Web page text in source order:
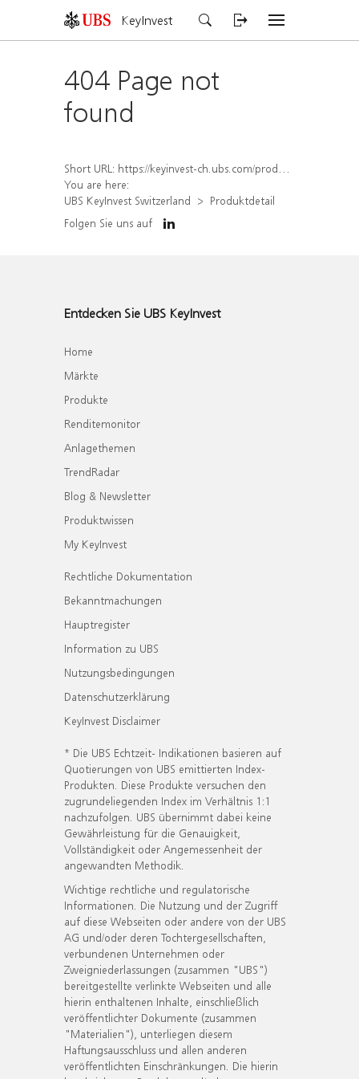
KeyInvest
404 Page not
found
Short URL: https://keyinvest-ch.ubs.com/produkt/detail/index/isin/CH1459080516
You are here:
UBS KeyInvest Switzerland
Produktdetail
Folgen Sie uns auf
Entdecken Sie UBS KeyInvest
Home
Märkte
Produkte
Renditemonitor
Anlagethemen
TrendRadar
Blog & Newsletter
Produktwissen
My KeyInvest
Rechtliche Dokumentation
Bekanntmachungen
Hauptregister
Information zu UBS
Nutzungsbedingungen
Datenschutzerklärung
KeyInvest Disclaimer
* Die UBS Echtzeit- Indikationen basieren auf
Quotierungen von UBS emittierten Index-
Produkten. Diese Produkte versuchen den
zugrundeliegenden Index im Verhältnis 1:1
nachzufolgen. UBS übernimmt dabei keine
Gewährleistung für die Genauigkeit,
Vollständigkeit oder Angemessenheit der
angewandten Methodik.
Wichtige rechtliche und regulatorische
Informationen. Die Nutzung und der Zugriff
auf diese Webseiten oder andere von der UBS
AG und/oder deren Tochtergesellschaften,
verbundenen Unternehmen oder
Zweigniederlassungen (zusammen "UBS")
bereitgestellte verlinkte Webseiten und alle
hierin enthaltenen Inhalte, einschließlich
veröffentlichter Dokumente (zusammen
"Materialien"), unterliegen diesem
Haftungsausschluss und allen anderen
veröffentlichten Einschränkungen. Die hierin